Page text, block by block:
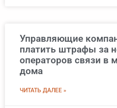
Управляющие
платить штрафы за
операторов связи в
дома
ЧИТАТЬ ДАЛЕЕ »